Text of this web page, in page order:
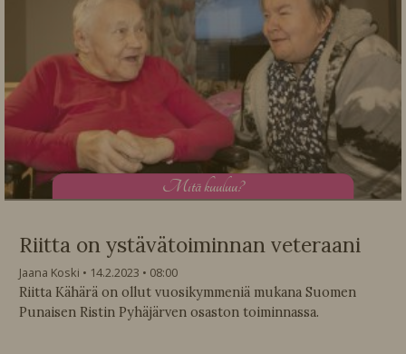
Mitä kuuluu?
Riitta on ystävätoiminnan veteraani
Jaana Koski 14.2.2023
08:00
Riitta Kähärä on ollut vuosikymmeniä mukana Suomen
Punaisen Ristin Pyhäjärven osaston toiminnassa.